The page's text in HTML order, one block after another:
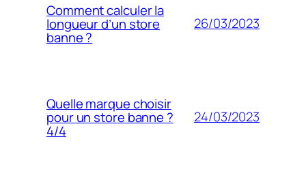
Comment calculer la
longueur d’un store
banne ?
26/03/2023
Quelle marque choisir
pour un store banne ?
4/4
24/03/2023